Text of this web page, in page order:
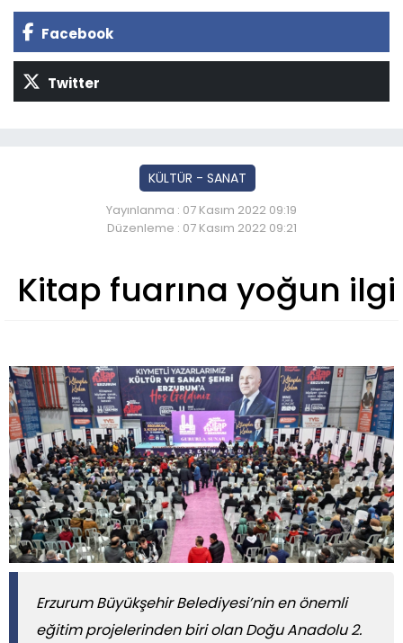
Facebook
Twitter
KÜLTÜR - SANAT
Yayınlanma : 07 Kasım 2022 09:19
Düzenleme : 07 Kasım 2022 09:21
Kitap fuarına yoğun ilgi
Erzurum Büyükşehir Belediyesi’nin en önemli
eğitim projelerinden biri olan Doğu Anadolu 2.